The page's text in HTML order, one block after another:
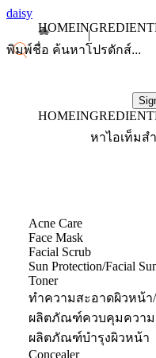
daisy
HOMEINGREDIENT
HOMEINGREDIENT
หาไอเท็มส
Acne Care
Face Mask
Facial Scrub
Sun Protection/Facial
Toner
ทำความสะอาดผิวหน้า/
ผลิตภัณฑ์ควบคุมควา
ผลิตภัณฑ์บำรุงผิวหน้า
Concealer